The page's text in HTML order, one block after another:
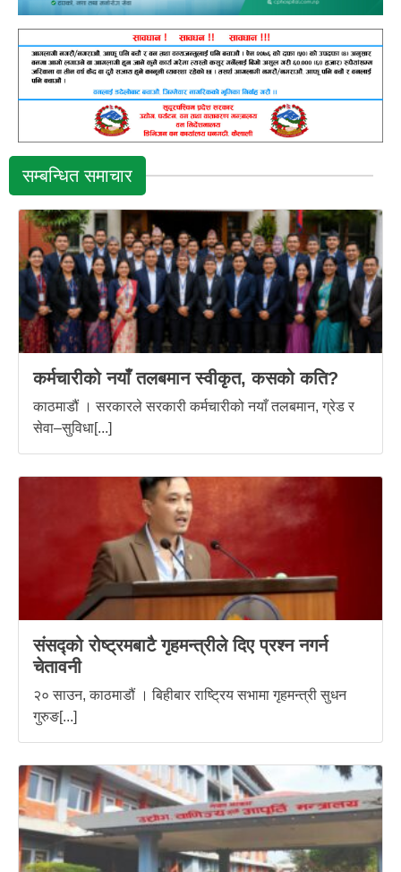
सम्बन्धित समाचार
कर्मचारीको नयाँ तलबमान स्वीकृत, कसको कति?
काठमाडौं । सरकारले सरकारी कर्मचारीको नयाँ तलबमान, ग्रेड र
सेवा–सुविधा[...]
संसद्को रोष्ट्रमबाटै गृहमन्त्रीले दिए प्रश्न नगर्न
चेतावनी
२० साउन, काठमाडौं । बिहीबार राष्ट्रिय सभामा गृहमन्त्री सुधन
गुरुङ[...]